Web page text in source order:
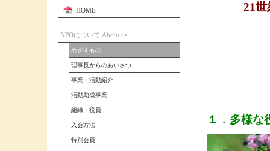
21
１．多様な
HOME
NPOについて About us
めざすもの
理事長からのあいさつ
事業・活動紹介
活動助成事業
組織・役員
入会方法
特別会員